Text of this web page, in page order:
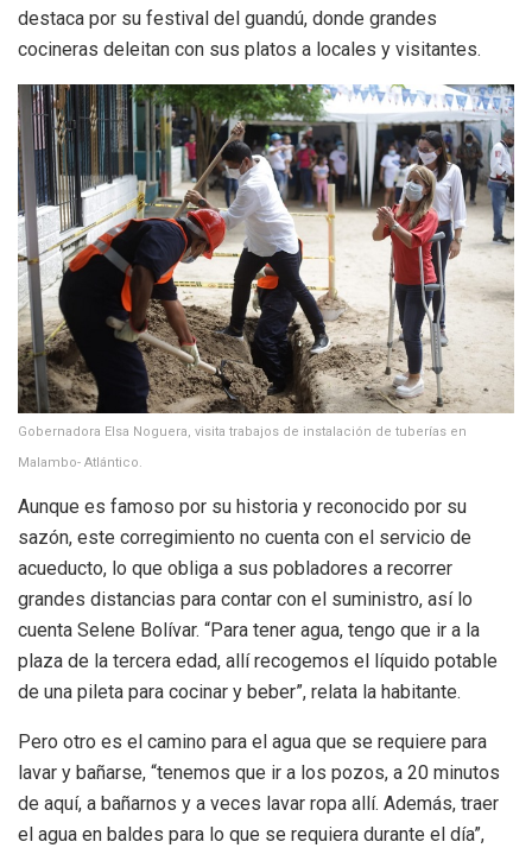
destaca por su festival del guandú, donde grandes
cocineras deleitan con sus platos a locales y visitantes.
Gobernadora Elsa Noguera, visita trabajos de instalación de tuberías en
Malambo- Atlántico.
Aunque es famoso por su historia y reconocido por su
sazón, este corregimiento no cuenta con el servicio de
acueducto, lo que obliga a sus pobladores a recorrer
grandes distancias para contar con el suministro, así lo
cuenta Selene Bolívar. “Para tener agua, tengo que ir a la
plaza de la tercera edad, allí recogemos el líquido potable
de una pileta para cocinar y beber”, relata la habitante.
Pero otro es el camino para el agua que se requiere para
lavar y bañarse, “tenemos que ir a los pozos, a 20 minutos
de aquí, a bañarnos y a veces lavar ropa allí. Además, traer
el agua en baldes para lo que se requiera durante el día”,